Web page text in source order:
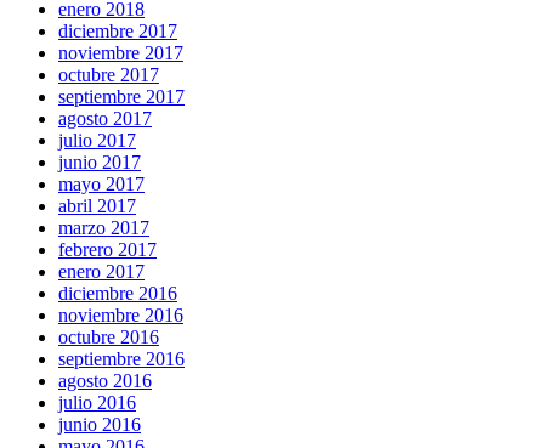
enero 2018
diciembre 2017
noviembre 2017
octubre 2017
septiembre 2017
agosto 2017
julio 2017
junio 2017
mayo 2017
abril 2017
marzo 2017
febrero 2017
enero 2017
diciembre 2016
noviembre 2016
octubre 2016
septiembre 2016
agosto 2016
julio 2016
junio 2016